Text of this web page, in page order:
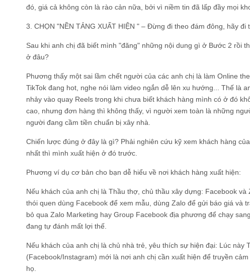
đó, giá cả không còn là rào cản nữa, bởi vì niềm tin đã lấp đầy mọi
3. CHỌN "NỀN TẢNG XUẤT HIỆN " – Đừng đi theo đám đông, hãy đi
Sau khi anh chị đã biết mình "đăng" những nội dung gì ở Bước 2 rồi
ở đâu?
Phương thấy một sai lầm chết người của các anh chị là làm Online
TikTok đang hot, nghe nói làm video ngắn dễ lên xu hướng... Thế là
nhảy vào quay Reels trong khi chưa biết khách hàng mình có ở đó
cao, nhưng đơn hàng thì không thấy, vì người xem toàn là những
người đang cầm tiền chuẩn bị xây nhà.
Chiến lược đúng ở đây là gì? Phải nghiên cứu kỹ xem khách hàng
nhất thì mình xuất hiện ở đó trước.
Phương ví dụ cơ bản cho bạn dễ hiểu về nơi khách hàng xuất hiện:
Nếu khách của anh chị là Thầu thợ, chủ thầu xây dựng: Facebook
thói quen dùng Facebook để xem mẫu, dùng Zalo để gửi báo giá và
bỏ qua Zalo Marketing hay Group Facebook địa phương để chạy
đang tự đánh mất lợi thế.
Nếu khách của anh chị là chủ nhà trẻ, yêu thích sự hiện đại: Lúc này
(Facebook/Instagram) mới là nơi anh chị cần xuất hiện để truyền
họ.